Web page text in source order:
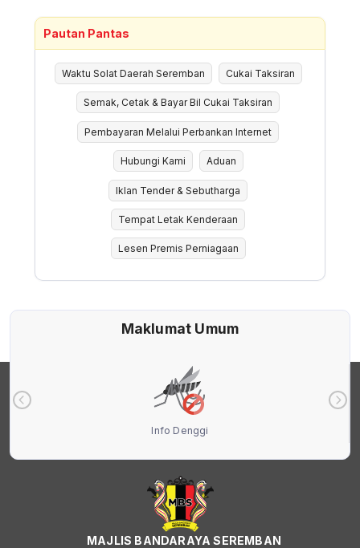
Pautan Pantas
Waktu Solat Daerah Seremban Cukai Taksiran
Semak, Cetak & Bayar Bil Cukai Taksiran
Pembayaran Melalui Perbankan Internet
Hubungi Kami Aduan
Iklan Tender & Sebutharga
Tempat Letak Kenderaan
Lesen Premis Perniagaan
Maklumat Umum
Info Denggi
MAJLIS BANDARAYA SEREMBAN